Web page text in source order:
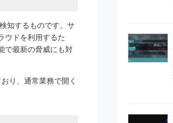
知するものです。サ
ウドを利用するた
で最新の脅威にも対
り、通常業務で開く